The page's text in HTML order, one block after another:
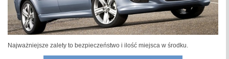
Najważniejsze zalety to bezpieczeństwo i ilość miejsca w środku.